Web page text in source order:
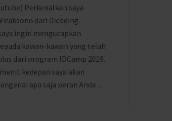
Perkenalkan saya
dari Dicoding.
ingin mengucapkan
kawan-kawan yang telah
dari program IDCamp 2019.
kedepan saya akan
apa saja peran Anda ...